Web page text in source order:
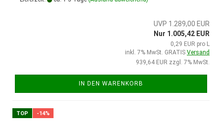
UVP 1.289,00 EUR
Nur 1.005,42 EUR
0,29 EUR pro L
inkl. 7% MwSt. GRATIS Versand
939,64 EUR zzgl. 7% MwSt.
IN DEN WARENKORB
TOP -14%